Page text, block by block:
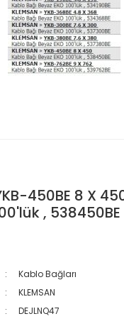
450BE 8 X
, 538450BE
Kablo Bağları
KLEMSAN
DEJLNQ47